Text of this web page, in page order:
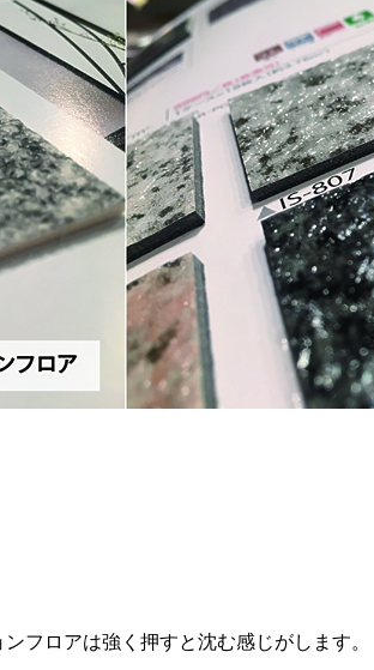
フロアは強く押すと沈む感じがします。